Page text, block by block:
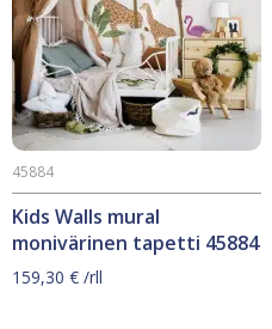
Kids Walls mural
monivärinen tapetti 45884
45884
159,30 € /rll